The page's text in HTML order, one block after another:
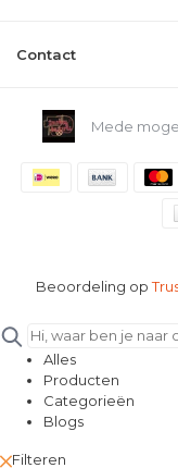
Contact
Mede
Beoordeling op
Alles
Producten
Categorieën
Blogs
Filteren